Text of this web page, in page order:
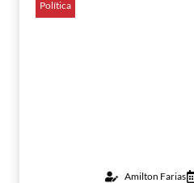
Política
Amilton Farias